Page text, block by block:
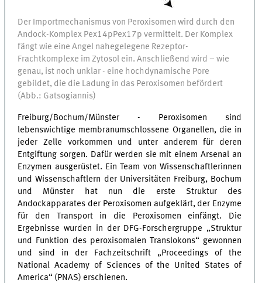
Der Importmechanismus von Peroxisomen wird durch den
Andock-Komplex Pex14pPex17p vermittelt. Der Komplex
fängt wie eine Angel nahegelegene Rezeptor-
Frachtkomplexe im Zytosol ein. Anschließend wird – wie
genau, ist noch unklar - eine hochdynamische Pore
gebildet, die die Ladung in das Peroxisomen befördert
(Abb.: Gatsogiannis)
Freiburg/Bochum/Münster - Peroxisomen sind
lebenswichtige membranumschlossene Organellen, die in
jeder Zelle vorkommen und unter anderem für deren
Entgiftung sorgen. Dafür werden sie mit einem Arsenal an
Enzymen ausgerüstet. Ein Team von Wissenschaftlerinnen
und Wissenschaftlern der Universitäten Freiburg, Bochum
und Münster hat nun die erste Struktur des
Andockapparates der Peroxisomen aufgeklärt, der Enzyme
für den Transport in die Peroxisomen einfängt. Die
Ergebnisse wurden in der DFG-Forschergruppe „Struktur
und Funktion des peroxisomalen Translokons“ gewonnen
und sind in der Fachzeitschrift „Proceedings of the
National Academy of Sciences of the United States of
America“ (PNAS) erschienen.